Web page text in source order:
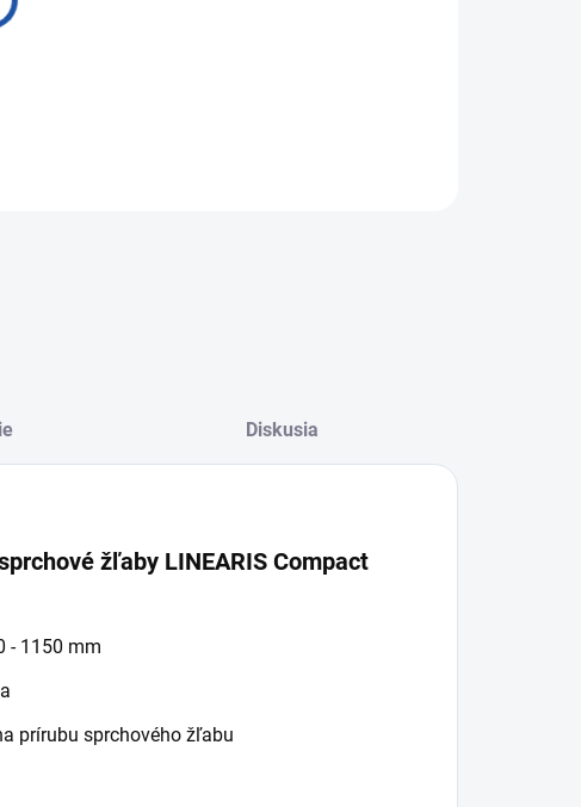
Diskusia
žľaby LINEARIS Compact
- 1150 mm
prírubu sprchového žľabu